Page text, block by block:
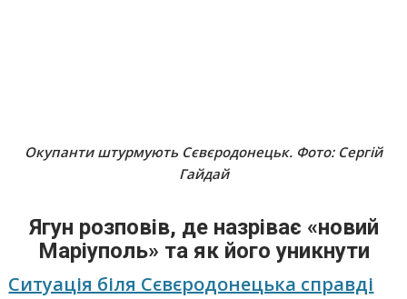
Окупанти штурмують Сєвєродонецьк. Фото: Сергій
Гайдай
Ягун розповів, де назріває «новий
Маріуполь» та як його уникнути
Ситуація біля Сєвєродонецька справді